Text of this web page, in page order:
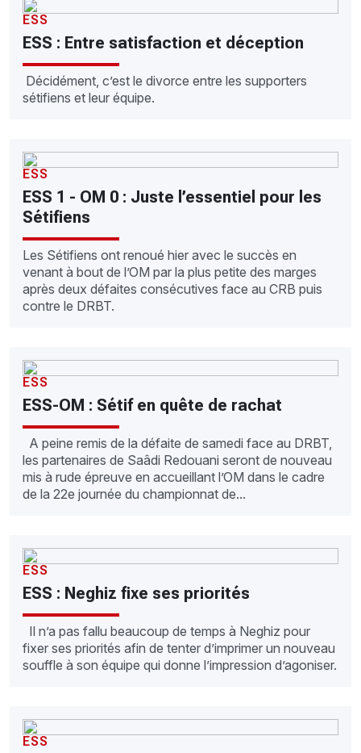
ESS
ESS : Entre satisfaction et déception
Décidément, c’est le divorce entre les supporters
sétifiens et leur équipe.
ESS
ESS 1 - OM 0 : Juste l’essentiel pour les
Sétifiens
Les Sétifiens ont renoué hier avec le succès en
venant à bout de l’OM par la plus petite des marges
après deux défaites consécutives face au CRB puis
contre le DRBT.
ESS
ESS-OM : Sétif en quête de rachat
A peine remis de la défaite de samedi face au DRBT,
les partenaires de Saâdi Redouani seront de nouveau
mis à rude épreuve en accueillant l’OM dans le cadre
de la 22e journée du championnat de...
ESS
ESS : Neghiz fixe ses priorités
Il n’a pas fallu beaucoup de temps à Neghiz pour
fixer ses priorités afin de tenter d’imprimer un nouveau
souffle à son équipe qui donne l’impression d’agoniser.
ESS